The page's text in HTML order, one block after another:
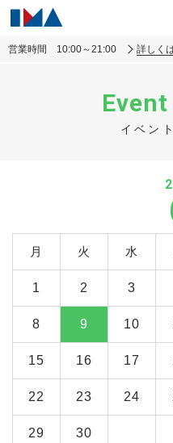
営業時間 10:00～21:00 詳しく
イベン
月 火 水
1 2 3
8 9 10
15 16 17
22 23 24
29 30